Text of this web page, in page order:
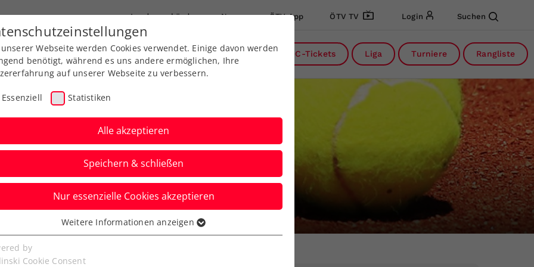
Landesverbände News ÖTV App ÖTV TV Login Suchen
Ausbildung Services Über uns DC-Tickets Liga Turniere Rangliste
Aktuelle News
Webseite werden Cookies verwendet. Einige davon werden
benötigt, während es uns andere ermöglichen, Ihre
auf unserer Webseite zu verbessern.
Essenziell Statistiken
Alle akzeptieren
Speichern & schließen
Nur essenzielle Cookies akzeptieren
Cookies werden für grundlegende Funktionen der
benötigt. Dadurch ist gewährleistet, dass die Webseite
Weitere Informationen anzeigen
by
Cookie Consent